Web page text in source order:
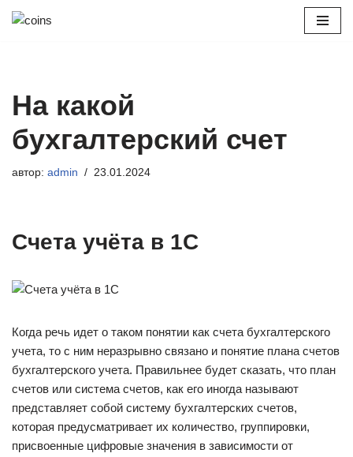
На какой
бухгалтерский счет
автор: admin 23.01.2024
Счета учёта в 1С
Когда речь идет о таком понятии как счета бухгалтерского
учета, то с ним неразрывно связано и понятие плана счетов
бухгалтерского учета. Правильнее будет сказать, что план
счетов или система счетов, как его иногда называют
представляет собой систему бухгалтерских счетов,
которая предусматривает их количество, группировки,
присвоенные цифровые значения в зависимости от